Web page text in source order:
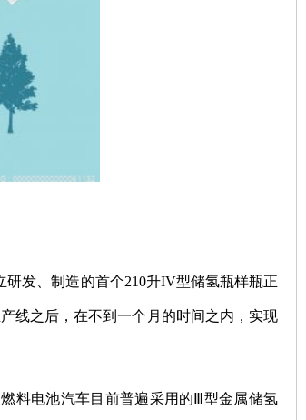
发、制造的首个210升IV型储氢瓶样瓶正
线之后，在不到一个月的时间之内，实现
料电池汽车目前普遍采用的Ⅲ型金属储氢